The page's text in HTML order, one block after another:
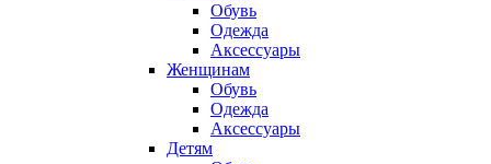
Обувь
Одежда
Аксессуары
Женщинам
Обувь
Одежда
Аксессуары
Детям